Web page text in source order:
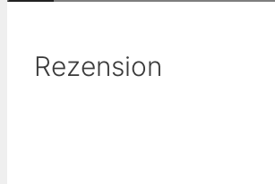
Rezension